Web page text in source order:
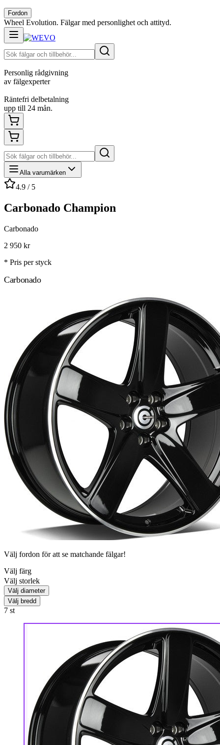
Fordon
Wheel Evolution. Fälgar med personlighet och attityd.
Personlig rådgivning
av fälgexperter
Räntefri delbetalning
upp till 24 mån.
Alla varumärken
4.9 / 5
Carbonado Champion
Carbonado
2 950 kr
* Pris per styck
Carbonado
Välj fordon för att se matchande fälgar!
Välj färg
Välj storlek
Välj diameter
Välj bredd
7 st